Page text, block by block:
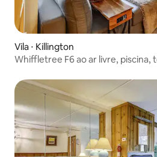
Vila ⋅ Killington
Whiffletree F6 ao ar livre, piscina,